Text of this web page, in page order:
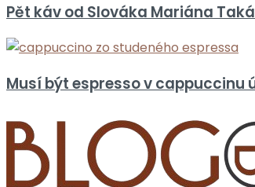
Pět káv od Slováka Mariána
Musí být espresso v cappuccinu